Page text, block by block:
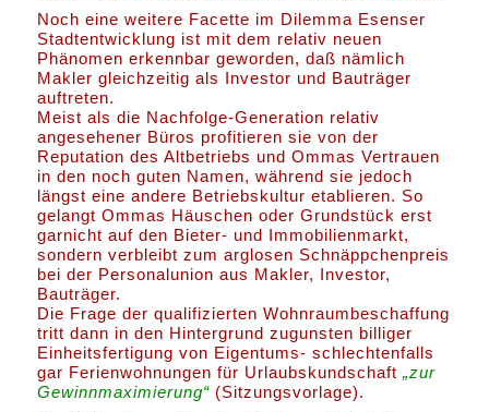
Noch eine weitere Facette im Dilemma Esenser
Stadtentwicklung ist mit dem relativ neuen
Phänomen erkennbar geworden, daß nämlich
Makler gleichzeitig als Investor und Bauträger
auftreten.
Meist als die Nachfolge-Generation relativ
angesehener Büros profitieren sie von der
Reputation des Altbetriebs und Ommas Vertrauen
in den noch guten Namen, während sie jedoch
längst eine andere Betriebskultur etablieren. So
gelangt Ommas Häuschen oder Grundstück erst
garnicht auf den Bieter- und Immobilienmarkt,
sondern verbleibt zum arglosen Schnäppchenpreis
bei der Personalunion aus Makler, Investor,
Bauträger.
Die Frage der qualifizierten Wohnraumbeschaffung
tritt dann in den Hintergrund zugunsten billiger
Einheitsfertigung von Eigentums- schlechtenfalls
gar Ferienwohnungen für Urlaubskundschaft„zur
Gewinnmaximierung“ (Sitzungsvorlage).